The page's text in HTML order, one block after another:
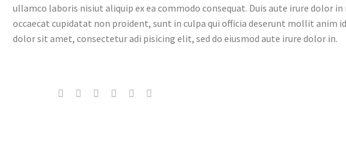
ullamco laboris nisiut aliquip ex ea commodo consequat. Duis aute irure
occaecat cupidatat non proident, sunt in culpa qui officia deserunt mollit anim
dolor sit amet, consectetur adi pisicing elit, sed do eiusmod aute irure dolor in.